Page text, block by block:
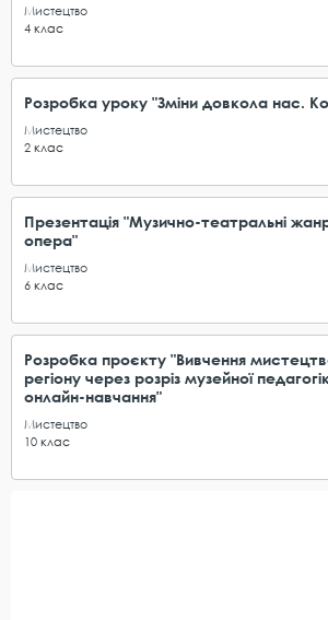
Мистецтво
4 клас
Розробка уроку "Зміни довкола нас.
Мистецтво
2 клас
Презентація "Музично-театральні
опера"
Мистецтво
6 клас
Розробка проєкту "Вивчення
регіону через розріз музейної
онлайн-навчання"
Мистецтво
10 клас